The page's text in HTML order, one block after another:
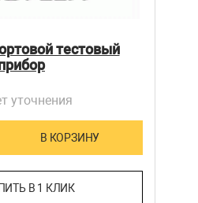
тестовый
уточнения
В КОРЗИНУ
В 1 КЛИК